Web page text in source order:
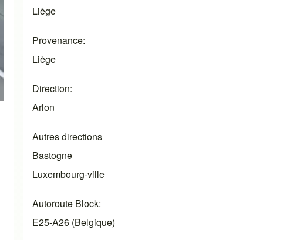
Liège
Provenance
Liège
Direction
Arlon
Autres directions
Bastogne
Luxembourg-ville
Autoroute Block
E25-A26 (Belgique)